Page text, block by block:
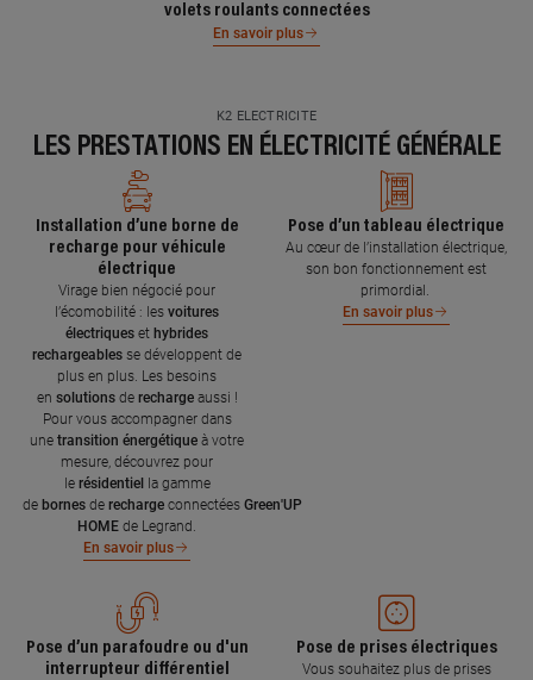
volets roulants connectées
En savoir plus
K2 ELECTRICITE
LES PRESTATIONS EN ÉLECTRICITÉ GÉNÉRALE
Installation d’une borne de
recharge pour véhicule
électrique
Virage bien négocié pour
l’écomobilité : les voitures
électriques et hybrides
rechargeables se développent de
plus en plus. Les besoins
en solutions de recharge aussi !
Pour vous accompagner dans
une transition énergétique à votre
mesure, découvrez pour
le résidentiel la gamme
de bornes de recharge connectées Green'UP
HOME de Legrand.
En savoir plus
Pose d’un tableau électrique
Au cœur de l’installation électrique,
son bon fonctionnement est
primordial.
En savoir plus
Pose d’un parafoudre ou d'un
interrupteur différentiel
Pose de prises électriques
Vous souhaitez plus de prises